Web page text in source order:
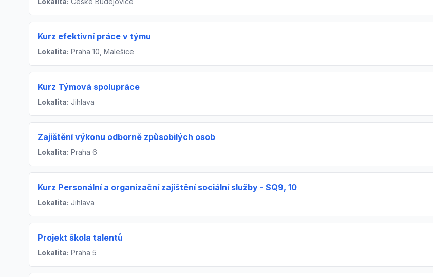
Kurz efektivní práce v týmu
Lokalita: Praha 10, Malešice
Kurz Týmová spolupráce
Lokalita: Jihlava
Zajištění výkonu odborně způsobilých osob
Lokalita: Praha 6
Kurz Personální a organizační zajištění sociální služby - SQ9, 10
Lokalita: Jihlava
Projekt škola talentů
Lokalita: Praha 5